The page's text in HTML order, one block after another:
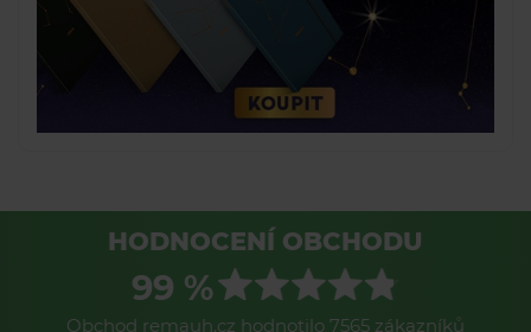
HODNOCENÍ OBCHODU
99 %
Obchod remauh.cz hodnotilo 7565 zákazníků